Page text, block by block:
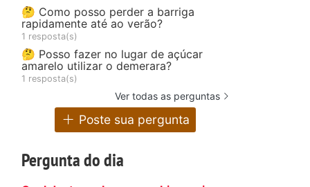
🤔 Como posso perder a barriga
rapidamente até ao verão?
1 resposta(s)
🤔 Posso fazer no lugar de açúcar
amarelo utilizar o demerara?
1 resposta(s)
Ver todas as perguntas
Poste sua pergunta
Pergunta do dia